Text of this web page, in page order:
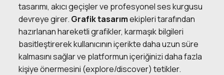
tasarımı, akıcı geçişler ve profesyonel ses kurgusu
devreye girer. Grafik tasarımekipleri tarafından
hazırlanan hareketli grafikler, karmaşık bilgileri
basitleştirerek kullanıcının içerikte daha uzun süre
kalmasını sağlar ve platformun içeriğinizi daha fazla
kişiye önermesini (explore/discover) tetikler.